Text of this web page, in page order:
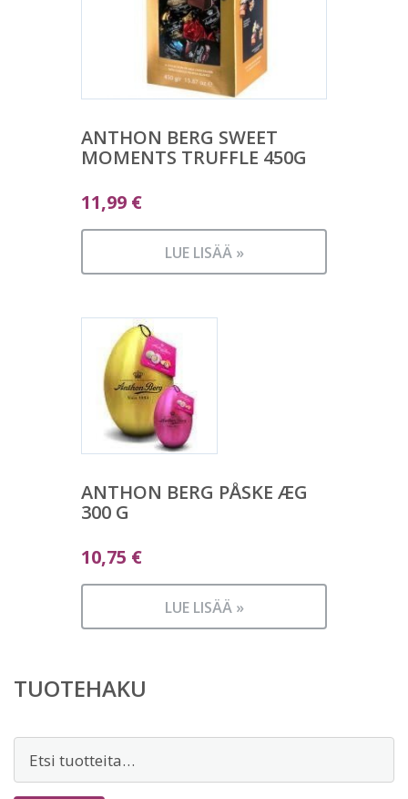
ANTHON BERG SWEET
MOMENTS TRUFFLE 450G
11,99 €
LUE LISÄÄ »
ANTHON BERG PÅSKE ÆG
300 G
10,75 €
LUE LISÄÄ »
TUOTEHAKU